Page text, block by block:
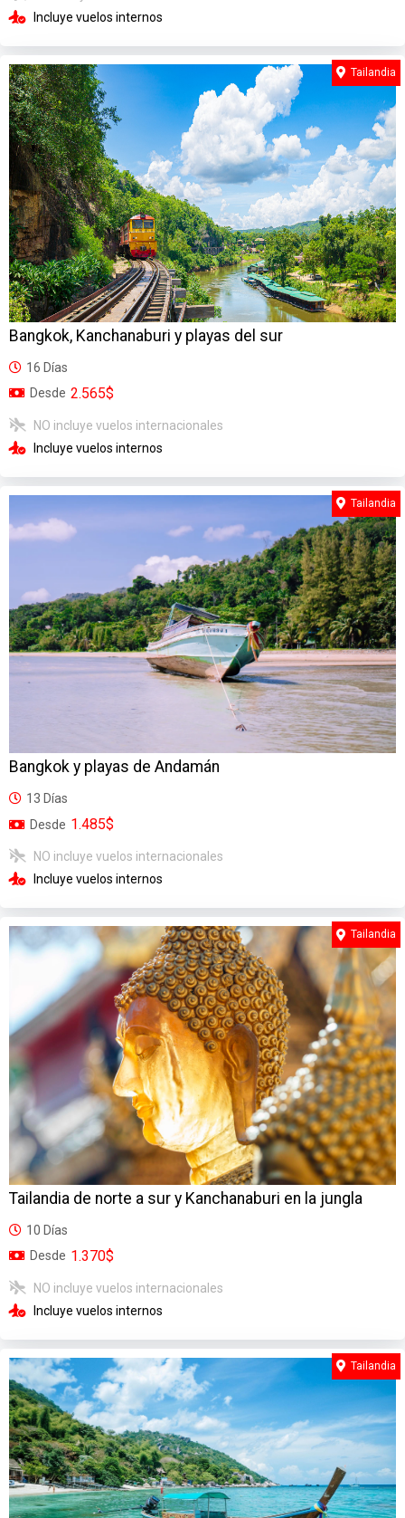
Incluye vuelos internos
Bangkok, Kanchanaburi y playas del sur
16 Días
Desde 2.565$
NO incluye vuelos internacionales
Incluye vuelos internos
Tailandia
Bangkok y playas de Andamán
13 Días
Desde 1.485$
NO incluye vuelos internacionales
Incluye vuelos internos
Tailandia
Tailandia de norte a sur y Kanchanaburi en la jungla
10 Días
Desde 1.370$
NO incluye vuelos internacionales
Incluye vuelos internos
Tailandia
Tailandia